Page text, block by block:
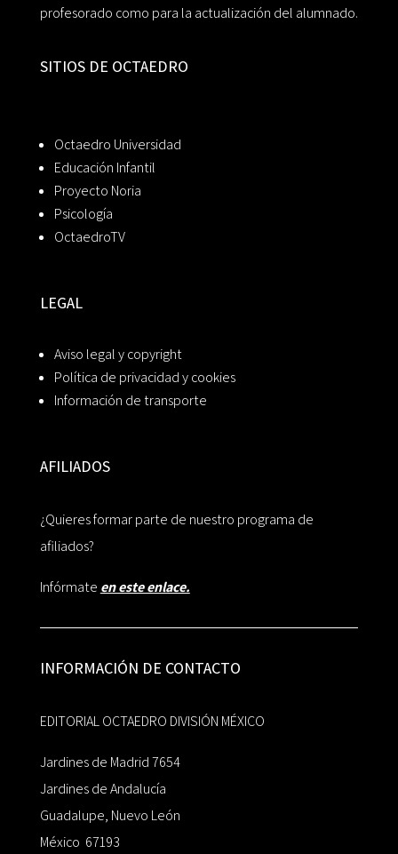
profesorado como para la actualización del alumnado.
SITIOS DE OCTAEDRO
Octaedro Universidad
Educación Infantil
Proyecto Noria
Psicología
OctaedroTV
LEGAL
Aviso legal y copyright
Política de privacidad y cookies
Información de transporte
AFILIADOS
¿Quieres formar parte de nuestro programa de
afiliados?
Infórmate en este enlace.
INFORMACIÓN DE CONTACTO
EDITORIAL OCTAEDRO DIVISIÓN MÉXICO
Jardines de Madrid 7654
Jardines de Andalucía
Guadalupe, Nuevo León
México 67193